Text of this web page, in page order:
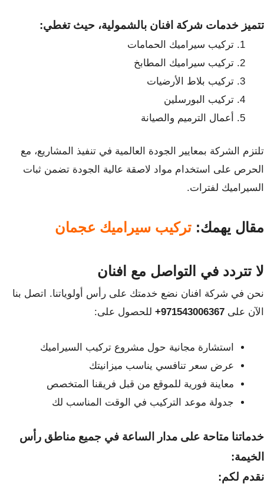
تتميز خدمات شركة افنان بالشمولية، حيث تغطي:
تركيب سيراميك الحمامات
تركيب سيراميك المطابخ
تركيب بلاط الأرضيات
تركيب البورسلين
أعمال الترميم والصيانة
تلتزم الشركة بمعايير الجودة العالمية في تنفيذ المشاريع، مع
الحرص على استخدام مواد لاصقة عالية الجودة تضمن ثبات
السيراميك لفترات.
مقال يهمك: تركيب سيراميك عجمان
لا تتردد في التواصل مع افنان
نحن في شركة افنان نضع خدمتك على رأس أولوياتنا. اتصل بنا
الآن على 971543006367+ للحصول على:
استشارة مجانية حول مشروع تركيب السيراميك
عرض سعر تنافسي يناسب ميزانيتك
معاينة فورية للموقع من قبل فريقنا المتخصص
جدولة موعد التركيب في الوقت المناسب لك
خدماتنا متاحة على مدار الساعة في جميع مناطق رأس
الخيمة:
نقدم لكم: